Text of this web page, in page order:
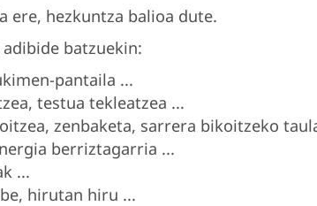
ere, hezkuntza balioa dute.
batzuekin:
pantaila ...
testua tekleatzea ...
zenbaketa, sarrera bikoitzeko
berriztagarria ...
...
hirutan hiru ...